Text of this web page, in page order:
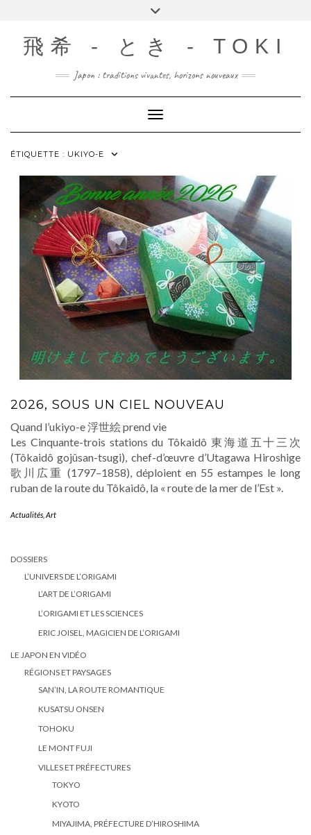
content飛希 - とき - TOKI
Japon : traditions vivantes, horizons nouveaux
Toggle Navigation
ÉTIQUETTE : UKIYO-E
2026, SOUS UN CIEL NOUVEAU
Quand l’ukiyo-e 浮世絵 prend vie
Les Cinquante-trois stations du Tôkaidô 東海道五十三次
(Tôkaidô gojûsan-tsugi), chef-d’œuvre d’Utagawa Hiroshige
歌川広重 (1797–1858), déploient en 55 estampes le long
ruban de la route du Tôkaidô, la « route de la mer de l’Est ».
Actualités Art
DOSSIERS
L’UNIVERS DE L’ORIGAMI
L’ART DE L’ORIGAMI
L’ORIGAMI ET LES SCIENCES
ERIC JOISEL, MAGICIEN DE L’ORIGAMI
LE JAPON EN VIDÉO
RÉGIONS ET PAYSAGES
SAN’IN, LA ROUTE ROMANTIQUE
KUSATSU ONSEN
TOHOKU
LE MONT FUJI
VILLES ET PRÉFECTURES
TOKYO
KYOTO
MIYAJIMA, PRÉFECTURE D’HIROSHIMA